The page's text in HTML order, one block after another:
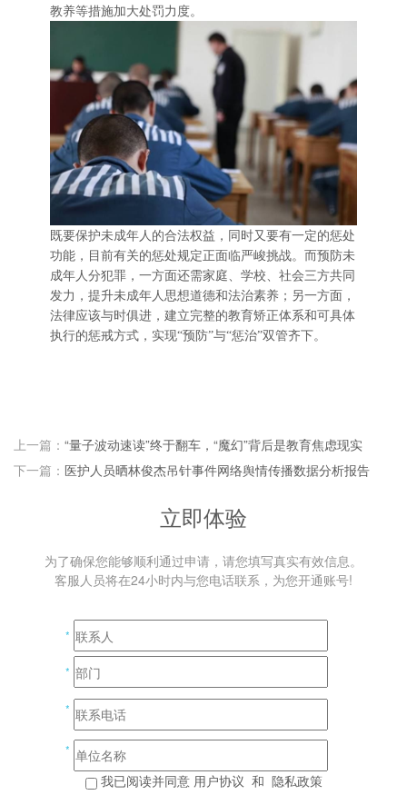
教养等措施加大处罚力度。
既要保护未成年人的合法权益，同时又要有一定的惩处
功能，目前有关的惩处规定正面临严峻挑战。而预防未
成年人分犯罪，一方面还需家庭、学校、社会三方共同
发力，提升未成年人思想道德和法治素养；另一方面，
法律应该与时俱进，建立完整的教育矫正体系和可具体
执行的惩戒方式，实现“预防”与“惩治”双管齐下。
上一篇： “量子波动速读”终于翻车，“魔幻”背后是教育焦虑现实
下一篇： 医护人员晒林俊杰吊针事件网络舆情传播数据分析报告
立即体验
为了确保您能够顺利通过申请，请您填写真实有效信息。
客服人员将在24小时内与您电话联系，为您开通账号!
*
*
*
*
我已阅读并同意 用户协议 和 隐私政策